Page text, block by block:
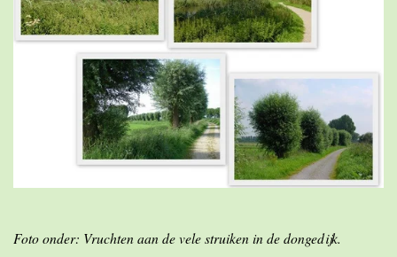
Foto onder: Vruchten aan de vele struiken in de dongedijk.